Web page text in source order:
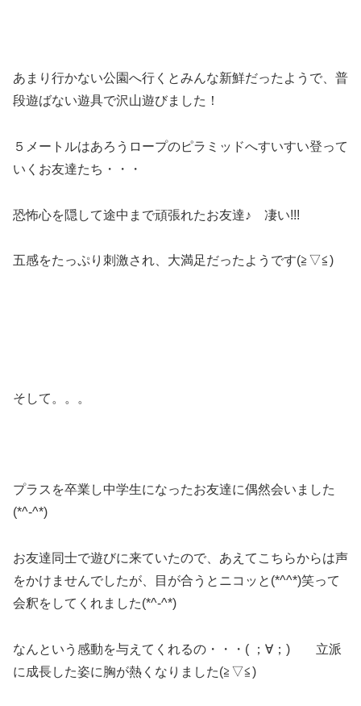
あまり行かない公園へ行くとみんな新鮮だったようで、普
段遊ばない遊具で沢山遊びました！
５メートルはあろうロープのピラミッドへすいすい登って
いくお友達たち・・・
恐怖心を隠して途中まで頑張れたお友達♪ 凄い!!!
五感をたっぷり刺激され、大満足だったようです(≧▽≦)
そして。。。
プラスを卒業し中学生になったお友達に偶然会いました
(*^-^*)
お友達同士で遊びに来ていたので、あえてこちらからは声
をかけませんでしたが、目が合うとニコッと(*^^*)笑って
会釈をしてくれました(*^-^*)
なんという感動を与えてくれるの・・・( ；∀；) 立派
に成長した姿に胸が熱くなりました(≧▽≦)